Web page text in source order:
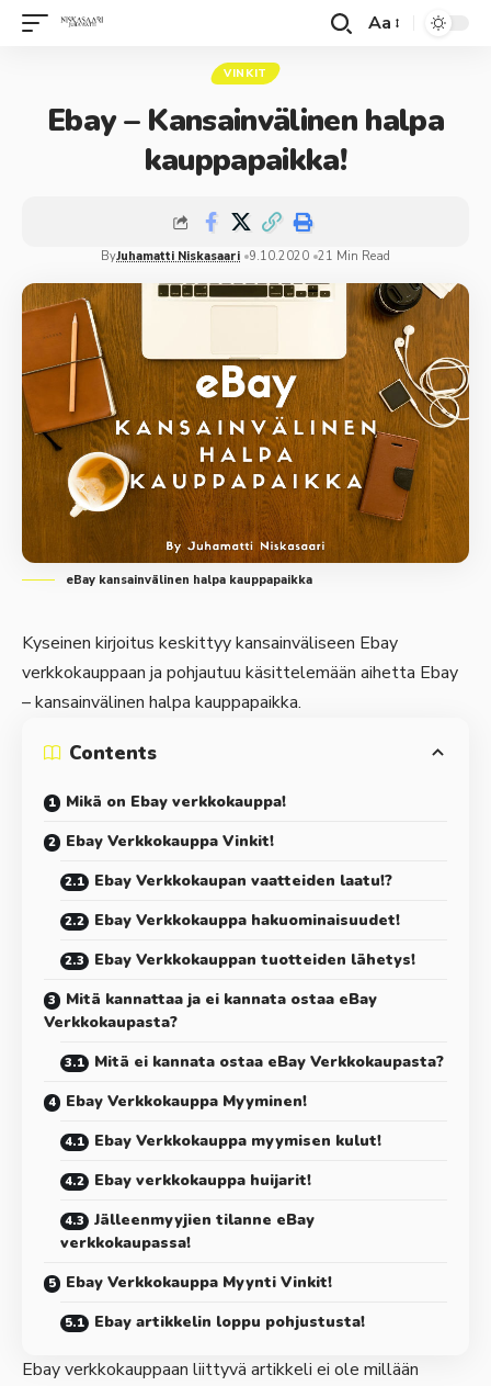
Aa
VINKIT
Ebay – Kansainvälinen halpa
kauppapaikka!
ByJuhamatti Niskasaari 9.10.2020 21 Min Read
eBay kansainvälinen halpa kauppapaikka
Kyseinen kirjoitus keskittyy kansainväliseen Ebay
verkkokauppaan ja pohjautuu käsittelemään aihetta Ebay
– kansainvälinen halpa kauppapaikka.
Contents
Mikä on Ebay verkkokauppa!
Ebay Verkkokauppa Vinkit!
Ebay Verkkokaupan vaatteiden laatu!?
Ebay Verkkokauppa hakuominaisuudet!
Ebay Verkkokauppan tuotteiden lähetys!
Mitä kannattaa ja ei kannata ostaa eBay
Verkkokaupasta?
Mitä ei kannata ostaa eBay Verkkokaupasta?
Ebay Verkkokauppa Myyminen!
Ebay Verkkokauppa myymisen kulut!
Ebay verkkokauppa huijarit!
Jälleenmyyjien tilanne eBay
verkkokaupassa!
Ebay Verkkokauppa Myynti Vinkit!
Ebay artikkelin loppu pohjustusta!
Ebay verkkokauppaan liittyvä artikkeli ei ole millään